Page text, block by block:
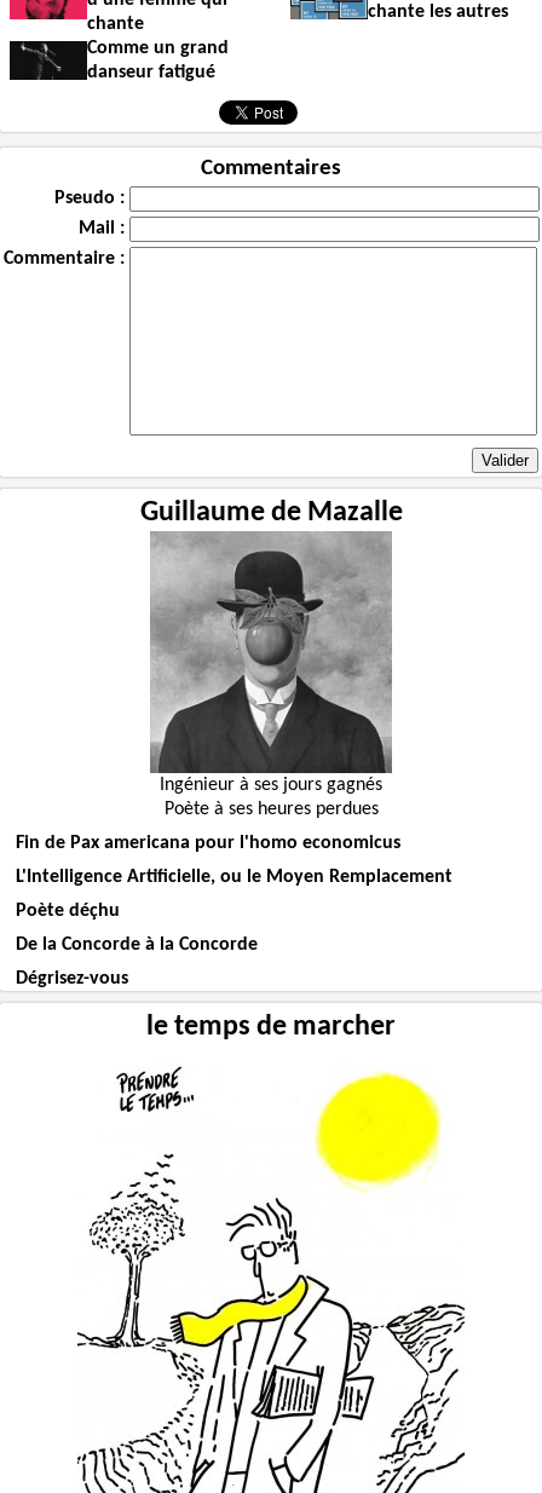
chante
chante les autres
Comme un grand
danseur fatigué
Commentaires
Pseudo :
Mail :
Commentaire :
Guillaume de Mazalle
Ingénieur à ses jours gagnés
Poète à ses heures perdues
Fin de Pax americana pour l'homo economicus
L'Intelligence Artificielle, ou le Moyen Remplacement
Poète déçhu
De la Concorde à la Concorde
Dégrisez-vous
le temps de marcher